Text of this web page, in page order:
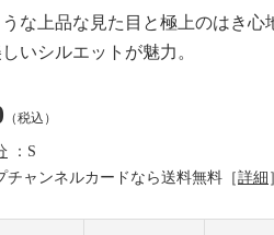
な上品な見た目と極上のはき心
いシルエットが魅力。
（税込）
：S
チャンネルカードなら送料無料［詳細